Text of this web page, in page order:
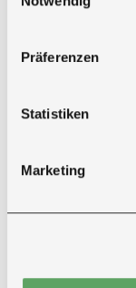
Präferenzen
Statistiken
Marketing
Für Ihre